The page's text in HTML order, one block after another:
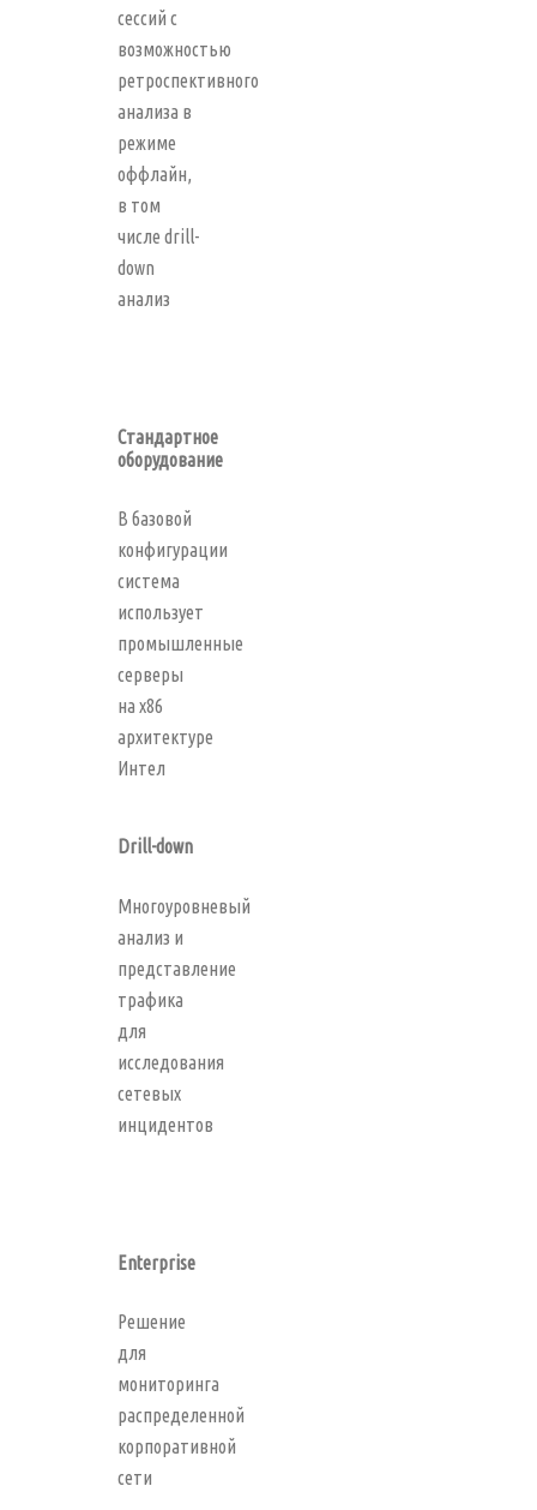
сессий с
возможностью
ретроспективного
анализа в
режиме
оффлайн,
в том
числе drill-
down
анализ
Стандартное
оборудование
В базовой
конфигурации
система
использует
промышленные
серверы
на х86
архитектуре
Интел
Drill-down
Многоуровневый
анализ и
представление
трафика
для
исследования
сетевых
инцидентов
Enterprise
Решение
для
мониторинга
распределенной
корпоративной
сети